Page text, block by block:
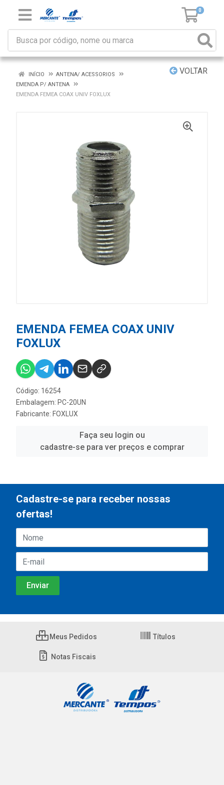
0
VOLTAR
INÍCIO
ANTENA/ ACESSORIOS
EMENDA P/ ANTENA
EMENDA FEMEA COAX UNIV FOXLUX
EMENDA FEMEA COAX UNIV
FOXLUX
Código: 16254
Embalagem: PC-20UN
Fabricante: FOXLUX
Faça seu login ou
cadastre-se para ver preços e comprar
Cadastre-se para receber nossas
ofertas!
Meus Pedidos Títulos
Notas Fiscais